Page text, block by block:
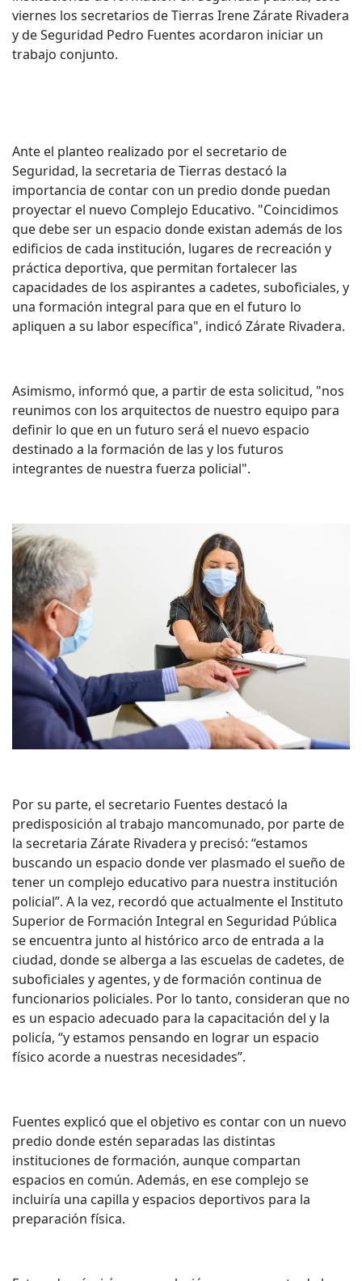
viernes los secretarios de Tierras Irene Zárate Rivadera
y de Seguridad Pedro Fuentes acordaron iniciar un
trabajo conjunto.
Ante el planteo realizado por el secretario de
Seguridad, la secretaria de Tierras destacó la
importancia de contar con un predio donde puedan
proyectar el nuevo Complejo Educativo. "Coincidimos
que debe ser un espacio donde existan además de los
edificios de cada institución, lugares de recreación y
práctica deportiva, que permitan fortalecer las
capacidades de los aspirantes a cadetes, suboficiales, y
una formación integral para que en el futuro lo
apliquen a su labor específica", indicó Zárate Rivadera.
Asimismo, informó que, a partir de esta solicitud, "nos
reunimos con los arquitectos de nuestro equipo para
definir lo que en un futuro será el nuevo espacio
destinado a la formación de las y los futuros
integrantes de nuestra fuerza policial".
Por su parte, el secretario Fuentes destacó la
predisposición al trabajo mancomunado, por parte de
la secretaria Zárate Rivadera y precisó: “estamos
buscando un espacio donde ver plasmado el sueño de
tener un complejo educativo para nuestra institución
policial”. A la vez, recordó que actualmente el Instituto
Superior de Formación Integral en Seguridad Pública
se encuentra junto al histórico arco de entrada a la
ciudad, donde se alberga a las escuelas de cadetes, de
suboficiales y agentes, y de formación continua de
funcionarios policiales. Por lo tanto, consideran que no
es un espacio adecuado para la capacitación del y la
policía, “y estamos pensando en lograr un espacio
físico acorde a nuestras necesidades”.
Fuentes explicó que el objetivo es contar con un nuevo
predio donde estén separadas las distintas
instituciones de formación, aunque compartan
espacios en común. Además, en ese complejo se
incluiría una capilla y espacios deportivos para la
preparación física.